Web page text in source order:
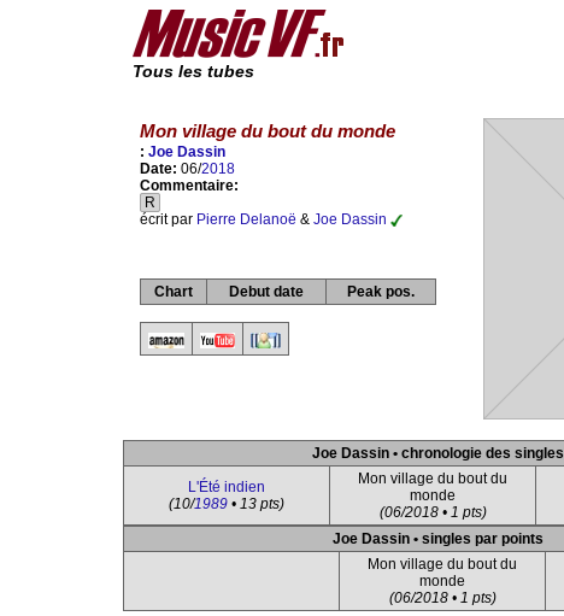
Tous les tubes
Mon village du bout du monde
: Joe Dassin
Date: 06/2018
Commentaire:
R
écrit par Pierre Delanoë & Joe Dassin
Chart Debut date Peak pos.
Joe Dassin • chronologie des singles
L'Été indien
(10/1989 • 13 pts)
Mon village du bout du
monde
(06/2018 • 1 pts)
Joe Dassin • singles par points
Mon village du bout du
monde
(06/2018 • 1 pts)